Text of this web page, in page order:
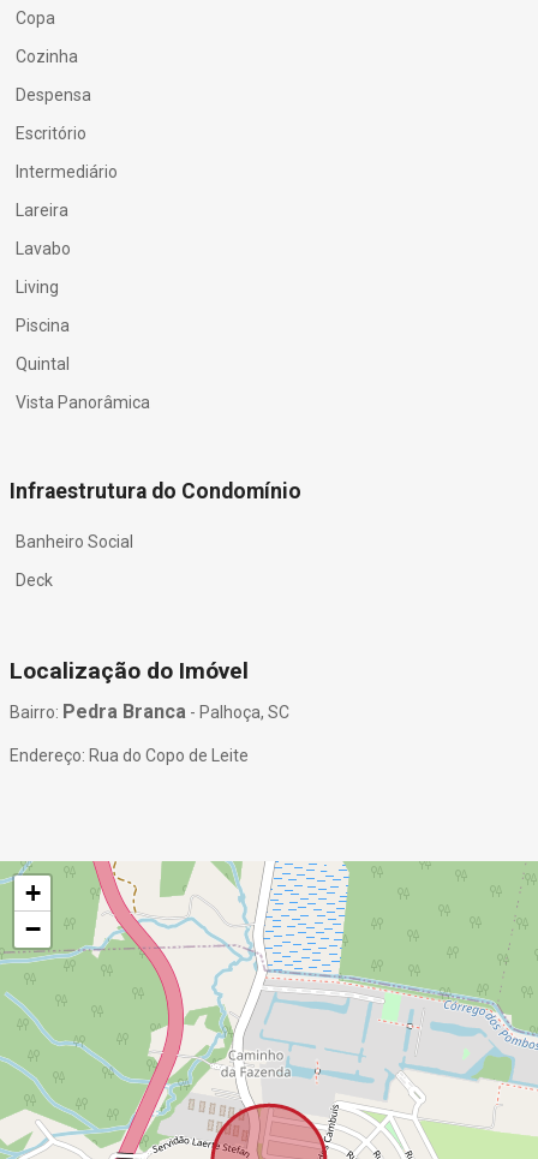
Copa
Cozinha
Despensa
Escritório
Intermediário
Lareira
Lavabo
Living
Piscina
Quintal
Vista Panorâmica
Infraestrutura do Condomínio
Banheiro Social
Deck
Localização do Imóvel
Bairro: Pedra Branca - Palhoça, SC
Endereço: Rua do Copo de Leite
+
−